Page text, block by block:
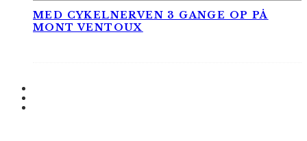
MED CYKELNERVEN 3 GANGE OP PÅ
MONT VENTOUX